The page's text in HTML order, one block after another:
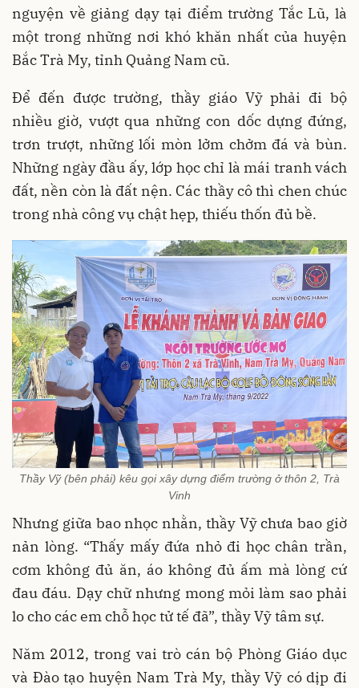
nguyện về giảng dạy tại điểm trường Tắc Lũ, là
một trong những nơi khó khăn nhất của huyện
Bắc Trà My, tỉnh Quảng Nam cũ.
Để đến được trường, thầy giáo Vỹ phải đi bộ
nhiều giờ, vượt qua những con dốc dựng đứng,
trơn trượt, những lối mòn lởm chởm đá và bùn.
Những ngày đầu ấy, lớp học chỉ là mái tranh vách
đất, nền còn là đất nện. Các thầy cô thì chen chúc
trong nhà công vụ chật hẹp, thiếu thốn đủ bề.
Thầy Vỹ (bên phải) kêu gọi xây dựng điểm trường ở thôn 2, Trà
Vinh
Nhưng giữa bao nhọc nhằn, thầy Vỹ chưa bao giờ
nản lòng. “Thấy mấy đứa nhỏ đi học chân trần,
cơm không đủ ăn, áo không đủ ấm mà lòng cứ
đau đáu. Dạy chữ nhưng mong mỏi làm sao phải
lo cho các em chỗ học tử tế đã”, thầy Vỹ tâm sự.
Năm 2012, trong vai trò cán bộ Phòng Giáo dục
và Đào tạo huyện Nam Trà My, thầy Vỹ có dịp đi